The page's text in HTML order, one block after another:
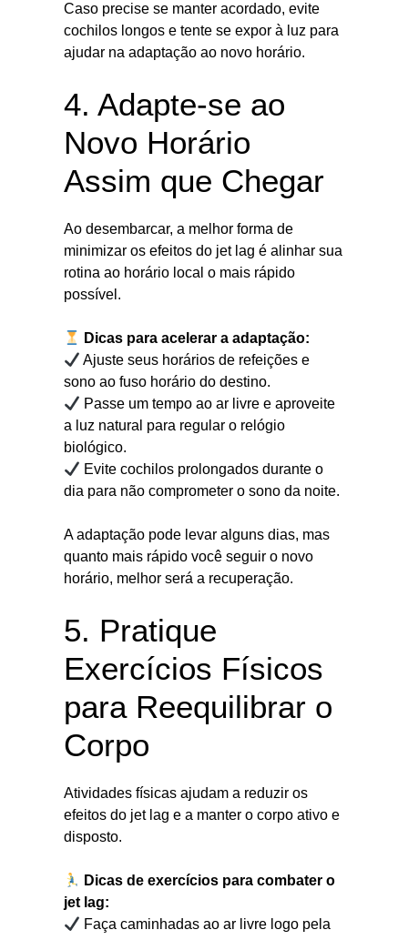
Caso precise se manter acordado, evite
cochilos longos e tente se expor à luz para
ajudar na adaptação ao novo horário.
4. Adapte-se ao
Novo Horário
Assim que Chegar
Ao desembarcar, a melhor forma de
minimizar os efeitos do jet lag é alinhar sua
rotina ao horário local o mais rápido
possível.
Dicas para acelerar a adaptação:
Ajuste seus horários de refeições e
sono ao fuso horário do destino.
Passe um tempo ao ar livre e aproveite
a luz natural para regular o relógio
biológico.
Evite cochilos prolongados durante o
dia para não comprometer o sono da noite.
A adaptação pode levar alguns dias, mas
quanto mais rápido você seguir o novo
horário, melhor será a recuperação.
5. Pratique
Exercícios Físicos
para Reequilibrar o
Corpo
Atividades físicas ajudam a reduzir os
efeitos do jet lag e a manter o corpo ativo e
disposto.
Dicas de exercícios para combater o
jet lag:
Faça caminhadas ao ar livre logo pela